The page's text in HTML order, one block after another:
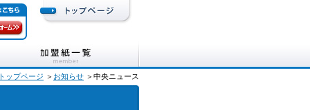
ップページ ＞ お知らせ ＞中央ニュース